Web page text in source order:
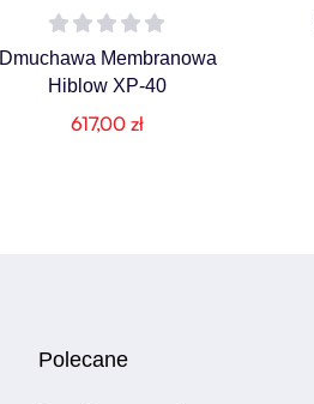
Dmuchawa Membranowa
Hiblow XP-40
617,00 zł
Polecane